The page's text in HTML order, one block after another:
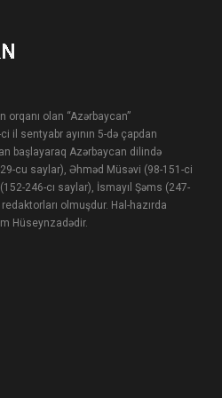
olan “Azərbaycan”
il sentyabr ayının 5-də çapdan
başlayaraq Azərbaycan dilində
29-cu saylar), Əhməd Müsəvi (98-151-ci
246-cı saylar), İsmayıl Şəms (247-
olmuşdur. Hal-hazırda
Hüseynzadədir.